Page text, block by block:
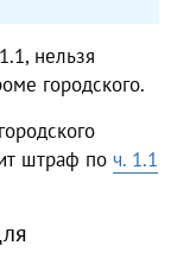
нельзя
городского.
штраф по ч. 1.1